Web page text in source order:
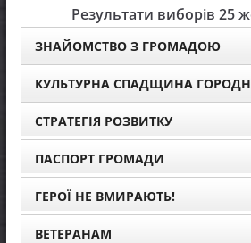
Результати виборів 25
ЗНАЙОМСТВО З ГРОМАДОЮ
КУЛЬТУРНА СПАДЩИНА
СТРАТЕГІЯ РОЗВИТКУ
ПАСПОРТ ГРОМАДИ
ГЕРОЇ НЕ ВМИРАЮТЬ!
ВЕТЕРАНАМ